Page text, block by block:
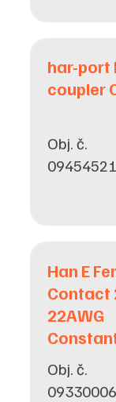
har-port
coupler
Obj. č.
Han E
Contact
22AWG
Obj. č.